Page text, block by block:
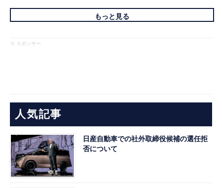
もっと見る
※ スポンサー
人気記事
日産自動車での社外取締役候補の選任拒
否について